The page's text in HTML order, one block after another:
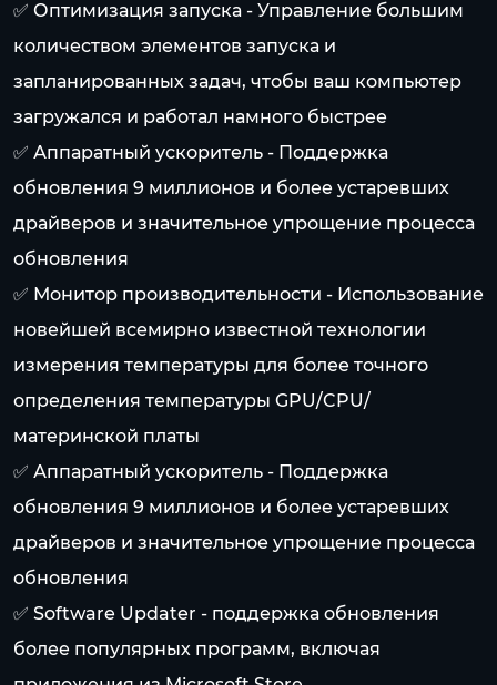
✅ Оптимизация запуска - Управление большим
количеством элементов запуска и
запланированных задач, чтобы ваш компьютер
загружался и работал намного быстрее
✅ Аппаратный ускоритель - Поддержка
обновления 9 миллионов и более устаревших
драйверов и значительное упрощение процесса
обновления
✅ Монитор производительности - Использование
новейшей всемирно известной технологии
измерения температуры для более точного
определения температуры GPU/CPU/
материнской платы
✅ Аппаратный ускоритель - Поддержка
обновления 9 миллионов и более устаревших
драйверов и значительное упрощение процесса
обновления
✅ Software Updater - поддержка обновления
более популярных программ, включая